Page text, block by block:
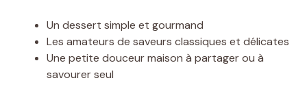
Un dessert simple et gourmand
Les amateurs de saveurs classiques et délicates
Une petite douceur maison à partager ou à
savourer seul